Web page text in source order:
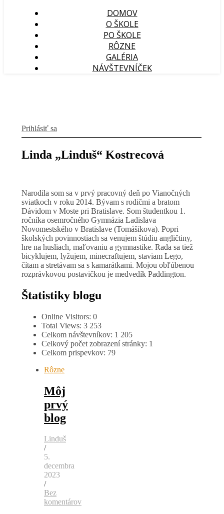
DOMOV
O ŠKOLE
PO ŠKOLE
RÔZNE
GALÉRIA
NÁVŠTEVNÍČEK
Prihlásiť sa
Linda „Linduš“ Kostrecová
Narodila som sa v prvý pracovný deň po Vianočných
sviatkoch v roku 2014. Bývam s rodičmi a bratom
Dávidom v Moste pri Bratislave. Som študentkou 1.
ročníka osemročného Gymnázia Ladislava
Novomestského v Bratislave (Tomášikova). Popri
školských povinnostiach sa venujem štúdiu angličtiny,
hre na husliach, maľovaniu a gymnastike. Rada sa tiež
bicyklujem, lyžujem, minecraftujem, staviam Lego,
čítam a stretávam sa s kamarátkami. Mojou obľúbenou
rozprávkovou postavičkou je medvedík Paddington.
Štatistiky blogu
Online Visitors: 0
Total Views: 3 253
Celkom návštevníkov: 1 205
Celkový počet zobrazení stránky: 1
Celkom prispevkov: 79
Rôzne
Môj
prvý
blog
Linduš
/
5.
decembra
2023
/
Bez
komentárov